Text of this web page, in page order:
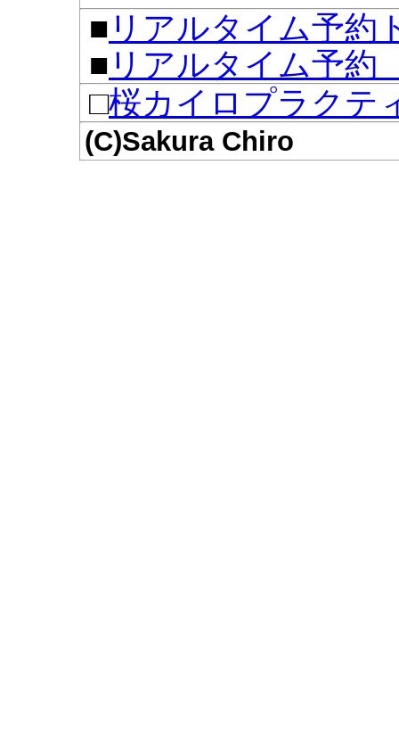
■ リアルタイム予約
■ リアルタイム予
□桜カイロプラク
(C)Sakura Chiro